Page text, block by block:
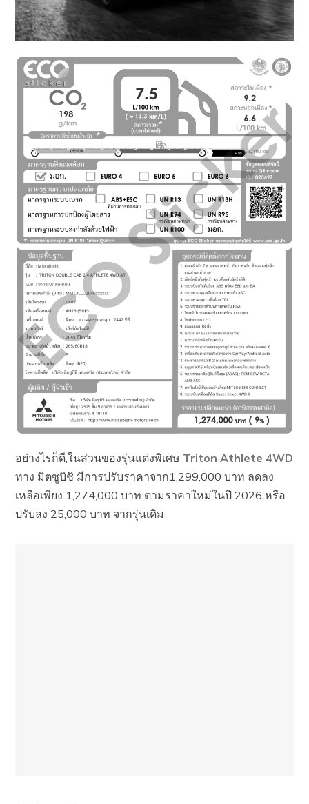
อย่างไรก็ดี,ในส่วนของรุ่นแต่งพิเศษ Triton Athlete 4WD
ทาง มิตซูบิชิ มีการปรับราคาจาก1,299,000 บาท ลดลง
เหลือเพียง 1,274,000 บาท ตามราคาใหม่ในปี 2026 หรือ
ปรับลง 25,000 บาท จากรุ่นเดิม